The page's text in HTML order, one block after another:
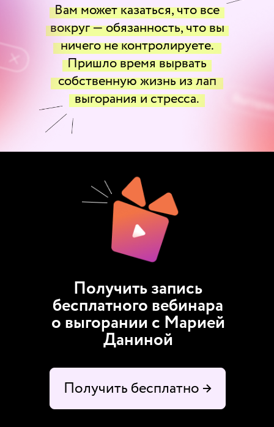
Вам может казаться, что все
вокруг — обязанность, что вы
ничего не контролируете.
Пришло время вырвать
собственную жизнь из лап
выгорания и стресса.
Получить запись
бесплатного вебинара
о выгорании с Марией
Даниной
Получить бесплатно →
Получить бесплатно →